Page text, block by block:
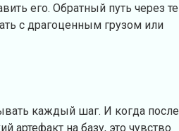
его. Обратный путь через те
с драгоценным грузом или
каждый шаг. И когда после
артефакт на базу, это чувство